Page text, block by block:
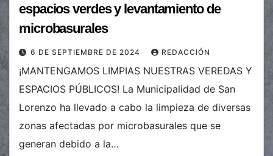
espacios verdes y levantamiento de
microbasurales
6 DE SEPTIEMBRE DE 2024 REDACCIÓN
¡MANTENGAMOS LIMPIAS NUESTRAS VEREDAS Y
ESPACIOS PÚBLICOS! La Municipalidad de San
Lorenzo ha llevado a cabo la limpieza de diversas
zonas afectadas por microbasurales que se
generan debido a la…